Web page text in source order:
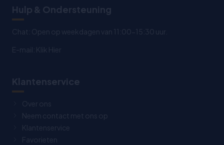
Hulp & Ondersteuning
Chat: Open op weekdagen van 11:00-15:30 uur.
E-mail: Klik Hier
Klantenservice
Over ons
Neem contact met ons op
Klantenservice
Favorieten